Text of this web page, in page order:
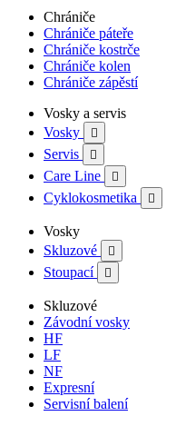
Chrániče
Chrániče páteře
Chrániče kostrče
Chrániče kolen
Chrániče zápěstí
Vosky a servis
Vosky

Servis 
Care Line 
Cyklokosmetika 
Vosky
Skluzové

Stoupací 
Skluzové
Závodní vosky
HF
LF
NF
Expresní
Servisní balení